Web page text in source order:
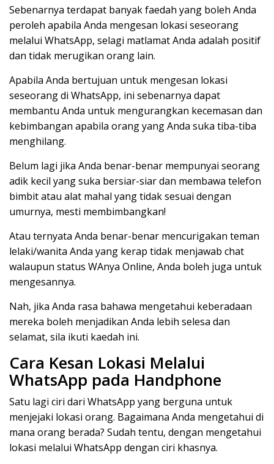
Sebenarnya terdapat banyak faedah yang boleh Anda
peroleh apabila Anda mengesan lokasi seseorang
melalui WhatsApp, selagi matlamat Anda adalah positif
dan tidak merugikan orang lain.
Apabila Anda bertujuan untuk mengesan lokasi
seseorang di WhatsApp, ini sebenarnya dapat
membantu Anda untuk mengurangkan kecemasan dan
kebimbangan apabila orang yang Anda suka tiba-tiba
menghilang.
Belum lagi jika Anda benar-benar mempunyai seorang
adik kecil yang suka bersiar-siar dan membawa telefon
bimbit atau alat mahal yang tidak sesuai dengan
umurnya, mesti membimbangkan!
Atau ternyata Anda benar-benar mencurigakan teman
lelaki/wanita Anda yang kerap tidak menjawab chat
walaupun status WAnya Online, Anda boleh juga untuk
mengesannya.
Nah, jika Anda rasa bahawa mengetahui keberadaan
mereka boleh menjadikan Anda lebih selesa dan
selamat, sila ikuti kaedah ini.
Cara Kesan Lokasi Melalui
WhatsApp pada Handphone
Satu lagi ciri dari WhatsApp yang berguna untuk
menjejaki lokasi orang. Bagaimana Anda mengetahui di
mana orang berada? Sudah tentu, dengan mengetahui
lokasi melalui WhatsApp dengan ciri khasnya.